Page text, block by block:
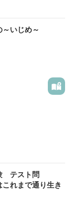
想下さい(^^)
いじめ～
テスト問
で通り生き